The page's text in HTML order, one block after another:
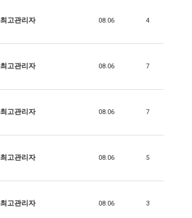
최고관리자 08.06 4
최고관리자 08.06 7
최고관리자 08.06 7
최고관리자 08.06 5
최고관리자 08.06 3